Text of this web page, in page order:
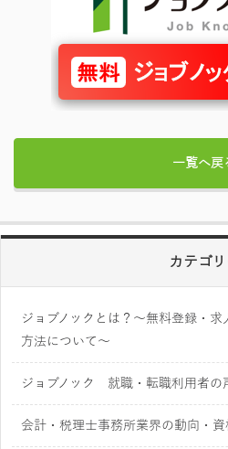
一覧へ戻
カテゴ
ジョブノックとは？～無料登録・
方法について～
ジョブノック 就職・転職利用者の
会計・税理士事務所業界の動向・資